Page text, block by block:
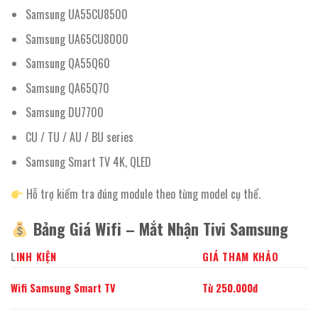
Samsung UA55CU8500
Samsung UA65CU8000
Samsung QA55Q60
Samsung QA65Q70
Samsung DU7700
CU / TU / AU / BU series
Samsung Smart TV 4K, QLED
Hỗ trợ kiểm tra đúng module theo từng model cụ thể.
Bảng Giá Wifi – Mắt Nhận Tivi Samsung
LINH KIỆN GIÁ THAM KHẢO
Wifi Samsung Smart TV Từ 250.000đ